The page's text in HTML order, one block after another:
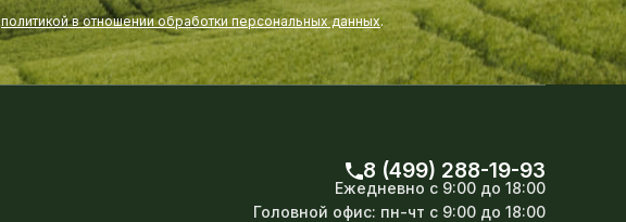
политикой в отношении обработки персональных данных.
8 (499) 288-19-93
Ежедневно с 9:00 до 18:00
Головной офис: пн-чт с 9:00 до 18:00